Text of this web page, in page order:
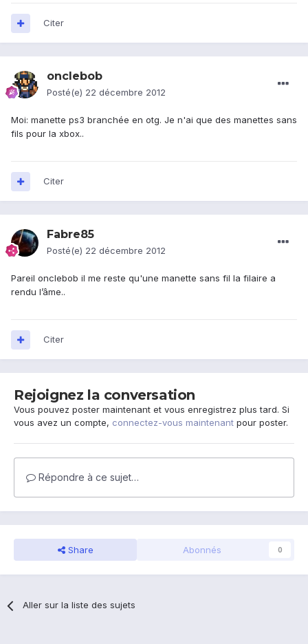
Citer
onclebob
Posté(e) 22 décembre 2012
Moi: manette ps3 branchée en otg. Je n'ai que des manettes sans
fils pour la xbox..
Citer
Fabre85
Posté(e) 22 décembre 2012
Pareil onclebob il me reste qu'une manette sans fil la filaire a
rendu l’âme..
Citer
Rejoignez la conversation
Vous pouvez poster maintenant et vous enregistrez plus tard. Si
vous avez un compte, connectez-vous maintenant pour poster.
Répondre à ce sujet…
Share Abonnés 0
Aller sur la liste des sujets